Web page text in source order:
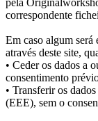
pela
correspondente
Em caso algum será
através deste site,
• Ceder os dados a
consentimento
• Transferir os
(EEE), sem o